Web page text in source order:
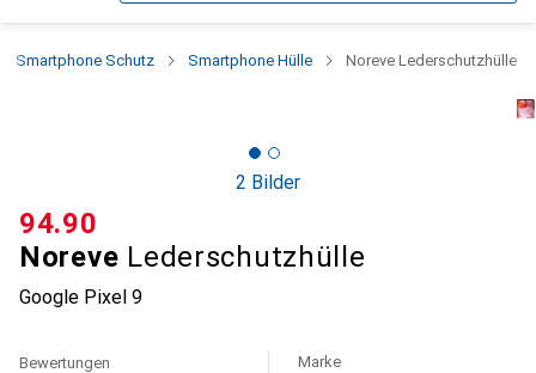
Smartphone Schutz Smartphone Hülle Noreve Lederschutzhülle
2 Bilder
Noreve Lederschutzhülle
Google Pixel 9
CHF
94.90
Bewertungen Marke